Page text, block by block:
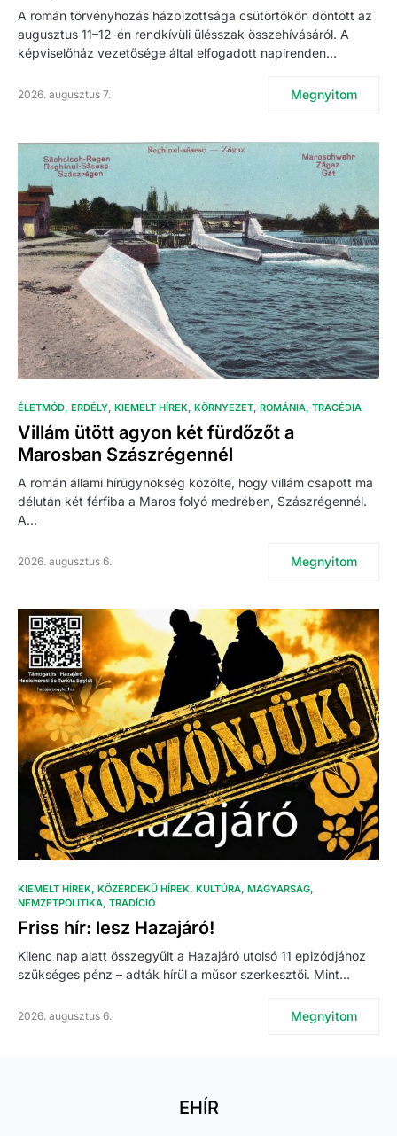
A román törvényhozás házbizottsága csütörtökön döntött az
augusztus 11–12-én rendkívüli ülésszak összehívásáról. A
képviselőház vezetősége által elfogadott napirenden…
2026. augusztus 7. Megnyitom
ÉLETMÓD ERDÉLY KIEMELT HÍREK KÖRNYEZET ROMÁNIA TRAGÉDIA
Villám ütött agyon két fürdőzőt a
Marosban Szászrégennél
A román állami hírügynökség közölte, hogy villám csapott ma
délután két férfiba a Maros folyó medrében, Szászrégennél.
A…
2026. augusztus 6. Megnyitom
KIEMELT HÍREK KÖZÉRDEKŰ HÍREK KULTÚRA MAGYARSÁG
NEMZETPOLITIKA TRADÍCIÓ
Friss hír: lesz Hazajáró!
Kilenc nap alatt összegyűlt a Hazajáró utolsó 11 epizódjához
szükséges pénz – adták hírül a műsor szerkesztői. Mint…
2026. augusztus 6. Megnyitom
EHÍR